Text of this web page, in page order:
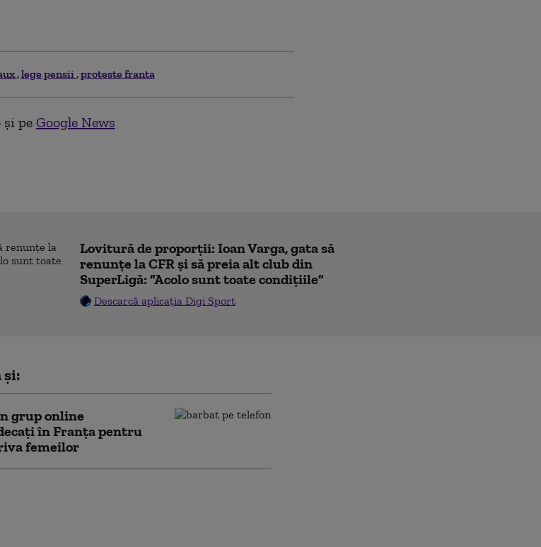
lege pensii proteste franta
pe Google News
Lovitură de proporții: Ioan Varga, gata să
renunțe la CFR și să preia alt club din
SuperLigă: ”Acolo sunt toate condițiile”
Descarcă aplicația Digi Sport
și:
grup online
în Franța pentru
femeilor